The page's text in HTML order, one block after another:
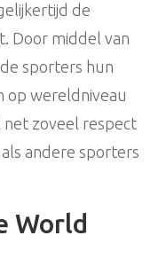
de
Door middel van
sporters hun
op wereldniveau
net zoveel respect
andere sporters
World